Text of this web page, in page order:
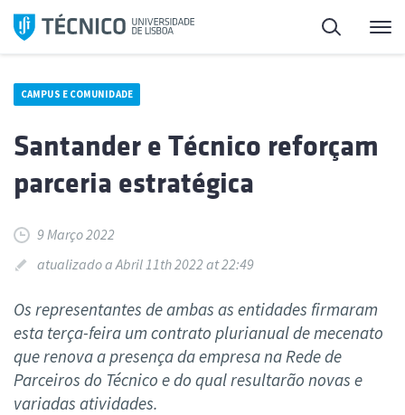
Saltar
para
Pesquisa
CAMPUS E COMUNIDADE
Santander e Técnico reforçam
parceria estratégica
9 Março 2022
atualizado a Abril 11th 2022 at 22:49
Os representantes de ambas as entidades firmaram
esta terça-feira um contrato plurianual de mecenato
que renova a presença da empresa na Rede de
Parceiros do Técnico e do qual resultarão novas e
variadas atividades.